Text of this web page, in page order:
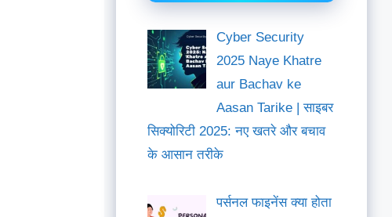
Cyber Security
2025 Naye Khatre
aur Bachav ke
Aasan Tarike | साइबर
सिक्योरिटी 2025: नए खतरे और बचाव
के आसान तरीके
पर्सनल फाइनेंस क्या होता